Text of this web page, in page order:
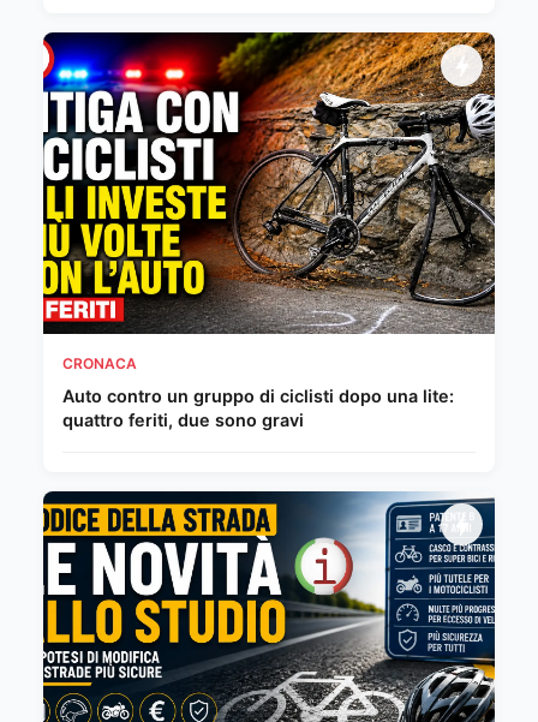
CRONACA
Auto contro un gruppo di ciclisti dopo una lite:
quattro feriti, due sono gravi